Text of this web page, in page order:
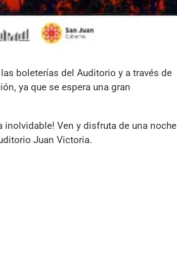
boleterías del Auditorio y a través de
ya que se espera una gran
inolvidable! Ven y disfruta de una noche
Juan Victoria.